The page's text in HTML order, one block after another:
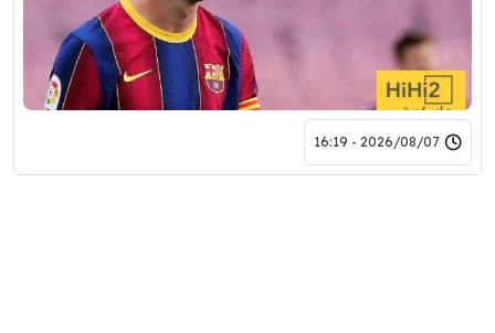
2026/08/07 - 16:19